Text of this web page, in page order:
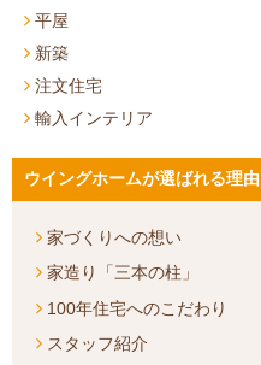
平屋
新築
注文住宅
輸入インテリア
ウイングホームが選ばれる理由
家づくりへの想い
家造り「三本の柱」
100年住宅へのこだわり
スタッフ紹介